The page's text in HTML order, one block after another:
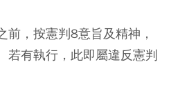
前，按憲判8意旨及精神，
若有執行，此即屬違反憲判